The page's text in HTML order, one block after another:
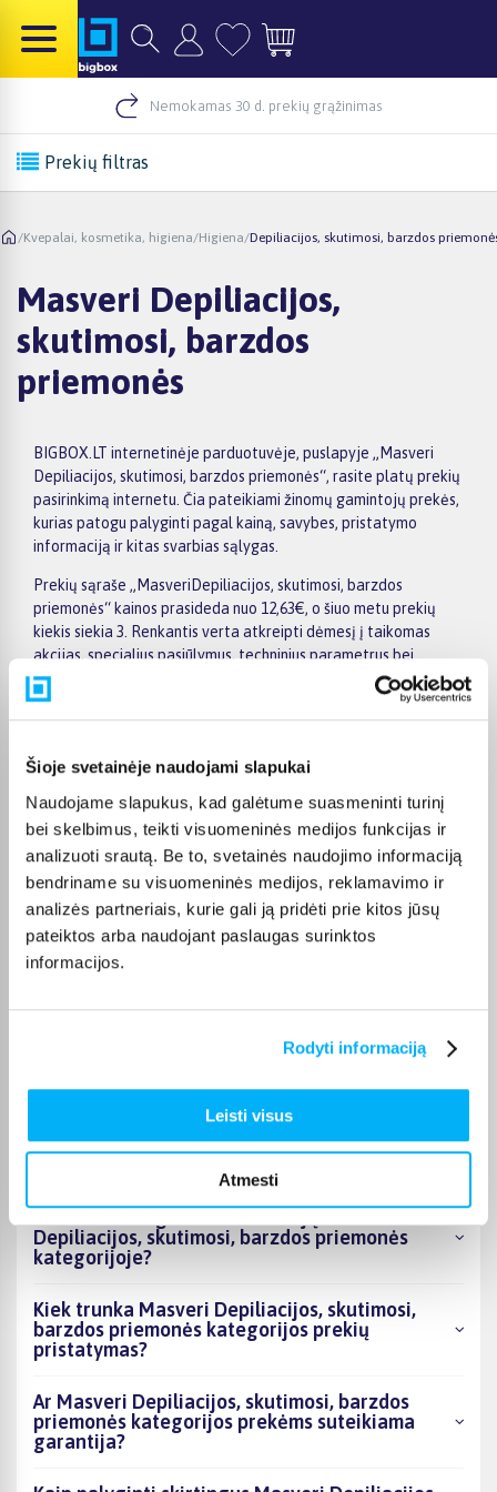
Šioje svetainėje naudojami slapukai
Naudojame slapukus, kad galėtume suasmeninti turinį
bei skelbimus, teikti visuomeninės medijos funkcijas ir
analizuoti srautą. Be to, svetainės naudojimo informaciją
bendriname su visuomeninės medijos, reklamavimo ir
analizės partneriais, kurie gali ją pridėti prie kitos jūsų
pateiktos arba naudojant paslaugas surinktos
informacijos.
Rodyti informaciją
Leisti visus
Atmesti
Nemokamas 30 d. prekių grąžinimas
Prekių filtras
/Kvepalai, kosmetika, higiena/Higiena/Depiliacijos, skutimosi, barzdos
Masveri Depiliacijos,
skutimosi, barzdos
priemonės
BIGBOX.LT internetinėje parduotuvėje, puslapyje „Masveri
Depiliacijos, skutimosi, barzdos priemonės“, rasite platų prekių
pasirinkimą internetu. Čia pateikiami žinomų gamintojų prekės,
kurias patogu palyginti pagal kainą, savybes, pristatymo
informaciją ir kitas svarbias sąlygas.
Prekių sąraše „MasveriDepiliacijos, skutimosi, barzdos
priemonės“ kainos prasideda nuo 12,63€, o šiuo metu prekių
kiekis siekia 3. Renkantis verta atkreipti dėmesį į taikomas
akcijas, specialius pasiūlymus, techninius parametrus bei
papildomas pirkimo sąlygas, kad būtų lengviau išsirinkti
geriausiai jūsų poreikius atitinkantį variantą.
susiaurinti asortimentą ir greičiau rasti tinkamą prekę.
priemonės“ pasiūlymus BIGBOX.LT, palyginkite prekes ir pirkite
internetu patogiai. Pasirinktą prekę pristatysime per jos
aprašyme nurodytą terminą.
DUK
priemonės kategorijoje esantys produktai šiuo
Kiek prekių yra Masveri Depiliacijos, skutimosi,
barzdos priemonės kategorijos asortimente ir
Depiliacijos, skutimosi, barzdos priemonės
kategorijoje?
Kiek trunka Masveri Depiliacijos, skutimosi,
barzdos priemonės kategorijos prekių
pristatymas?
Ar Masveri Depiliacijos, skutimosi, barzdos
priemonės kategorijos prekėms suteikiama
garantija?